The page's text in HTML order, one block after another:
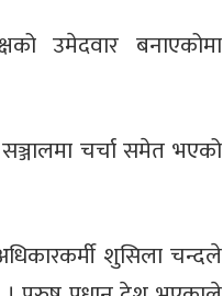
उमेदवार बनाएकोमा
चर्चा समेत भएको
शुसिला चन्दले